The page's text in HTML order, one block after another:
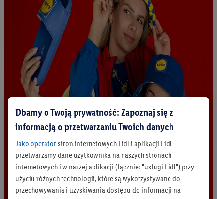
Dbamy o Twoją prywatność: Zapoznaj się z
informacją o przetwarzaniu Twoich danych
Jako operatorstron internetowych Lidl i aplikacji Lidl
przetwarzamy dane użytkownika na naszych stronach
internetowych i w naszej aplikacji (łącznie: "usługi Lidl") przy
użyciu różnych technologii, które są wykorzystywane do
przechowywania i uzyskiwania dostępu do informacji na